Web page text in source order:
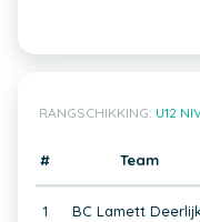
RANGSCHIKKING: U12
# Team
1
BC Lamett